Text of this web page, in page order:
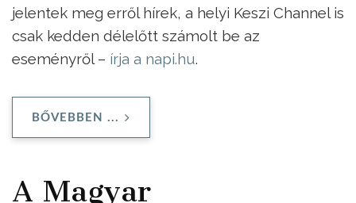
jelentek meg erről hírek, a helyi Keszi Channel is
csak kedden délelőtt számolt be az
eseményről – írja a napi.hu.
BŐVEBBEN ...
A Magyar